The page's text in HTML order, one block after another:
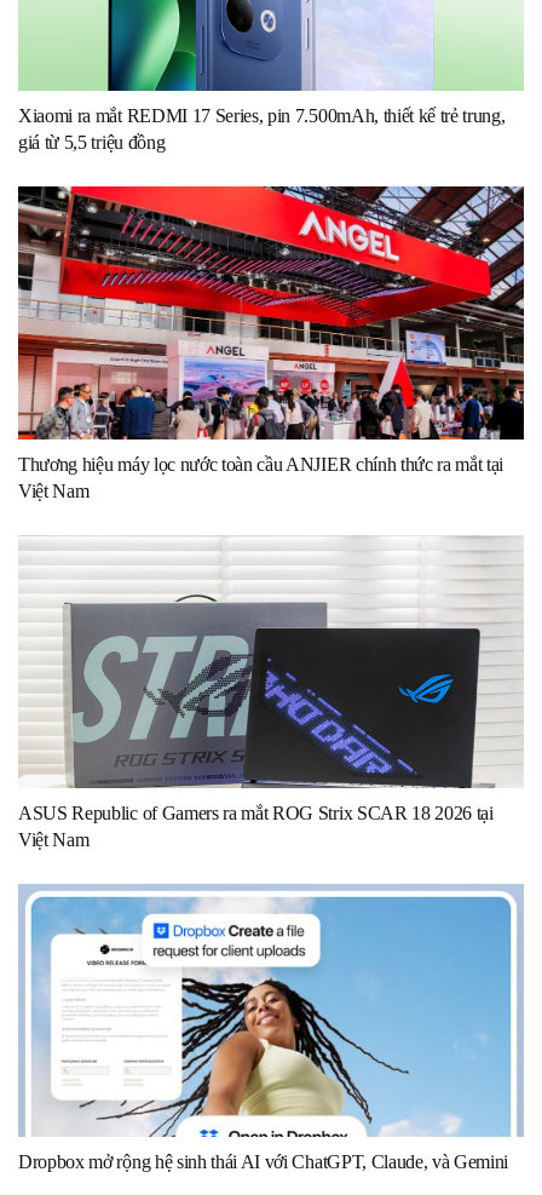
Xiaomi ra mắt REDMI 17 Series, pin 7.500mAh, thiết kế trẻ trung,
giá từ 5,5 triệu đồng
Thương hiệu máy lọc nước toàn cầu ANJIER chính thức ra mắt tại
Việt Nam
ASUS Republic of Gamers ra mắt ROG Strix SCAR 18 2026 tại
Việt Nam
Dropbox mở rộng hệ sinh thái AI với ChatGPT, Claude, và Gemini